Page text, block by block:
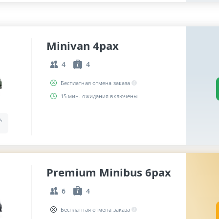
Minivan 4pax
4 4
Бесплатная отмена заказа
15 мин. ожидания включены
Premium Minibus 6pax
6 4
Бесплатная отмена заказа